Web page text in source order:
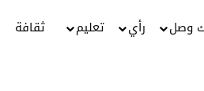
وصل رأي تعليم ثقافة